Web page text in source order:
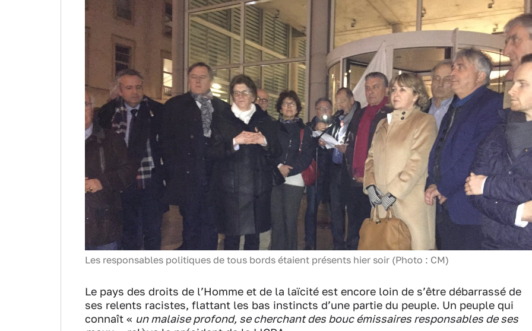
Les responsables politiques de tous bords étaient présents hier soir (Photo : CM)
Le pays des droits de l’Homme et de la laïcité est encore loin de s’être débarrassé de
ses relents racistes, flattant les bas instincts d’une partie du peuple. Un peuple qui
connaît « un malaise profond, se cherchant des bouc émissaires responsables de ses